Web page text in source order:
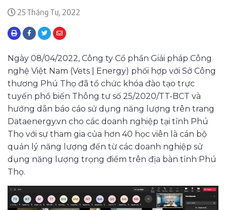
25 Tháng Tư, 2022
Ngày 08/04/2022, Công ty Cổ phần Giải pháp Công
nghệ Việt Nam (Vets | Energy) phối hợp với Sở Công
thương Phú Thọ đã tổ chức khóa đào tạo trực
tuyến phổ biến Thông tư số 25/2020/TT-BCT và
hướng dẫn báo cáo sử dụng năng lượng trên trang
Dataenergy.vn cho các doanh nghiệp tại tỉnh Phú
Thọ với sự tham gia của hơn 40 học viên là cán bộ
quản lý năng lượng đến từ các doanh nghiệp sử
dụng năng lượng trọng điểm trên địa bàn tỉnh Phú
Thọ.